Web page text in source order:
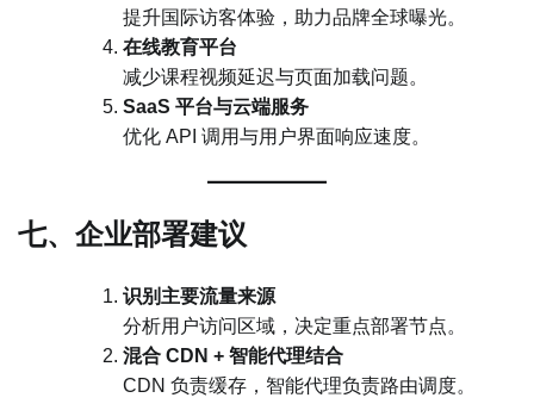
提升国际访客体验，助力品牌全球曝光。
在线教育平台
减少课程视频延迟与页面加载问题。
SaaS 平台与云端服务
优化 API 调用与用户界面响应速度。
七、企业部署建议
识别主要流量来源
分析用户访问区域，决定重点部署节点。
混合 CDN + 智能代理结合
CDN 负责缓存，智能代理负责路由调度。